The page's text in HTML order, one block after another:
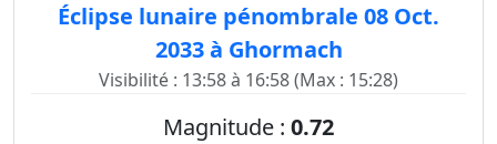
Éclipse lunaire pénombrale 08 Oct.
2033 à Ghormach
Visibilité : 13:58 à 16:58 (Max : 15:28)
Magnitude : 0.72